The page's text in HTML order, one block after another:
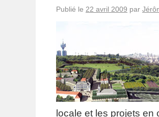
Publié le 22 avril 2009 par
locale et les projets